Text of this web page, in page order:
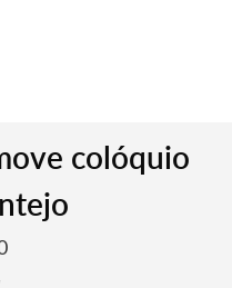
colóquio